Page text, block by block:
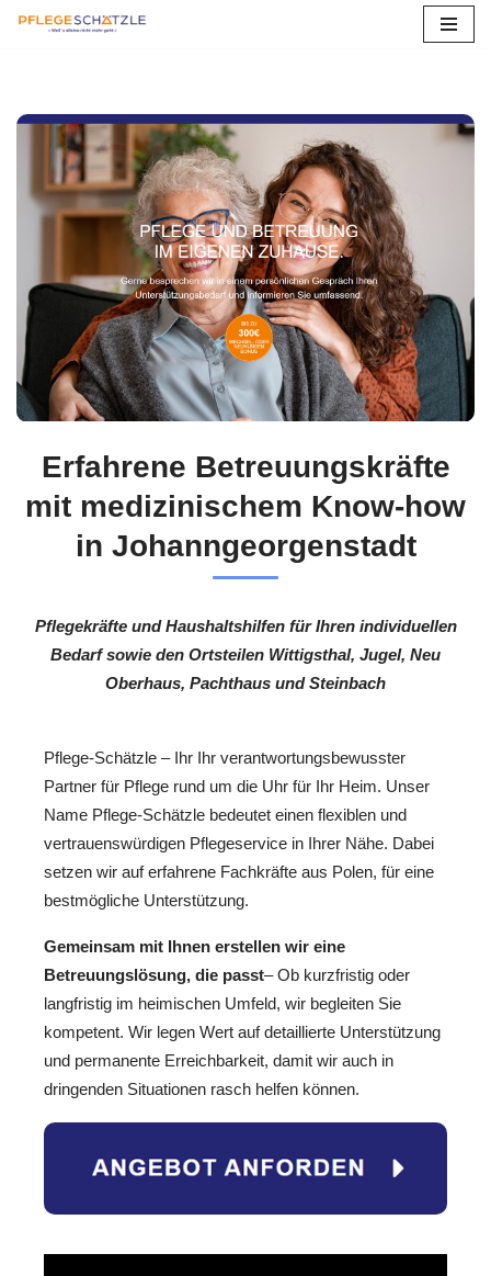
springen
Erfahrene Betreuungskräfte
mit medizinischem Know-how
in Johanngeorgenstadt
Pflegekräfte und Haushaltshilfen für Ihren individuellen
Bedarf sowie den Ortsteilen Wittigsthal, Jugel, Neu
Oberhaus, Pachthaus und Steinbach
Pflege-Schätzle – Ihr Ihr verantwortungsbewusster
Partner für Pflege rund um die Uhr für Ihr Heim. Unser
Name Pflege-Schätzle bedeutet einen flexiblen und
vertrauenswürdigen Pflegeservice in Ihrer Nähe. Dabei
setzen wir auf erfahrene Fachkräfte aus Polen, für eine
bestmögliche Unterstützung.
Gemeinsam mit Ihnen erstellen wir eine
Betreuungslösung, die passt– Ob kurzfristig oder
langfristig im heimischen Umfeld, wir begleiten Sie
kompetent. Wir legen Wert auf detaillierte Unterstützung
und permanente Erreichbarkeit, damit wir auch in
dringenden Situationen rasch helfen können.